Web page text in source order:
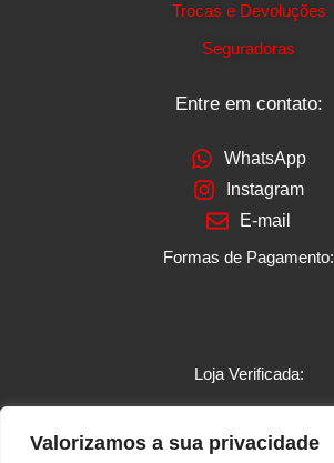
Valorizamos a sua privacidade
Trocas e Devoluções
Seguradoras
Entre em contato:
WhatsApp
Instagram
E-mail
Formas de Pagamento:
Loja Verificada: